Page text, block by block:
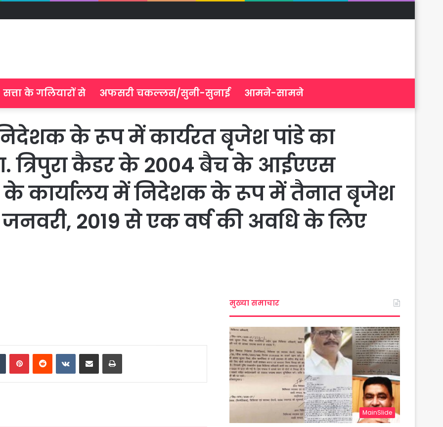
सत्ता के गलियारों से अफसरी चकल्लस/सुनी-सुनाई आमने-सामने
के रूप में कार्यरत बृजेश पांडे का
त्रिपुरा कैडर के 2004 बैच के आईएएस
के कार्यालय में निदेशक के रूप में तैनात बृजेश
जनवरी, 2019 से एक वर्ष की अवधि के लिए
TumblrPinterestReddit VKontakte
Share via Email Print
मुख्या समाचार
MainSlide